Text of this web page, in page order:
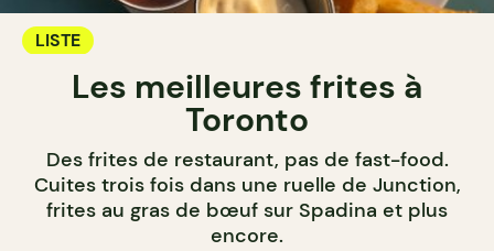
LISTE
Les meilleures frites à
Toronto
Des frites de restaurant, pas de fast-food.
Cuites trois fois dans une ruelle de Junction,
frites au gras de bœuf sur Spadina et plus
encore.